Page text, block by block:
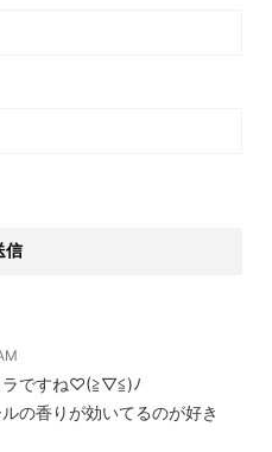
ラですね♡(≧▽≦)ﾉ
の香りが効いてるのが好き